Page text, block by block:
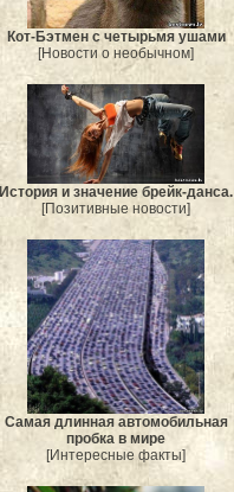
Кот-Бэтмен с четырьмя ушами
[Новости о необычном]
История и значение брейк-данса.
[Позитивные новости]
Самая длинная автомобильная
пробка в мире
[Интересные факты]